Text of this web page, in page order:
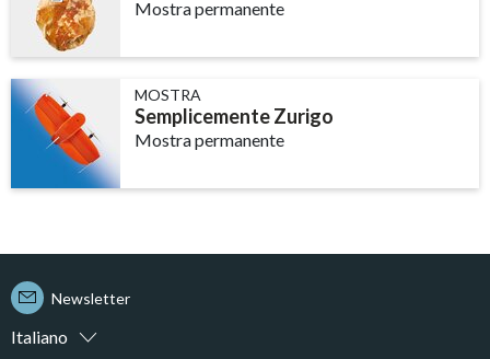
Mostra permanente
MOSTRA
Semplicemente Zurigo
Mostra permanente
Italiano
Newsletter